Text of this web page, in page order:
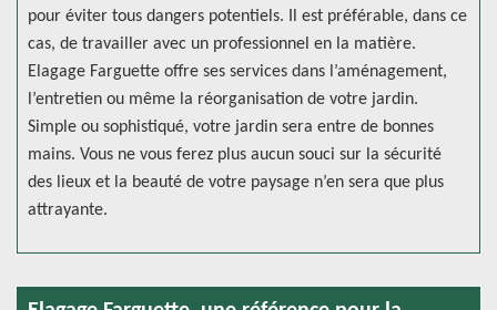
pour éviter tous dangers potentiels. Il est préférable, dans ce
cas, de travailler avec un professionnel en la matière.
Elagage Farguette offre ses services dans l’aménagement,
l’entretien ou même la réorganisation de votre jardin.
Simple ou sophistiqué, votre jardin sera entre de bonnes
mains. Vous ne vous ferez plus aucun souci sur la sécurité
des lieux et la beauté de votre paysage n’en sera que plus
attrayante.